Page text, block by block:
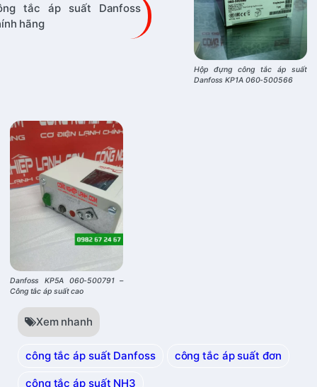
tắc áp suất Danfoss
hãng
Hộp đựng công tắc áp suất
Danfoss KP1A 060-500566
Danfoss KP5A 060-500791 –
Công tắc áp suất cao
Xem nhanh
công tắc áp suất Danfoss công tắc áp suất đơn
công tắc áp suất NH3